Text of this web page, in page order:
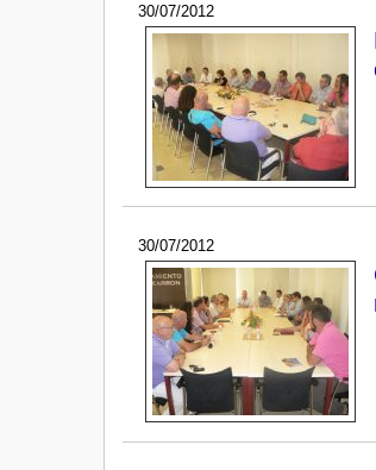
30/07/2012
30/07/2012